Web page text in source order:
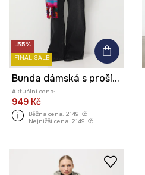
-55%
FINAL SALE
Bunda dámská s prošíváním a rukavicemi
Aktuální cena:
949 Kč
Běžná cena: 2149 Kč
Nejnižší cena: 2149 Kč